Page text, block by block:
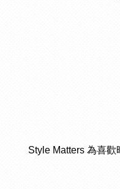
Style Matters 為喜